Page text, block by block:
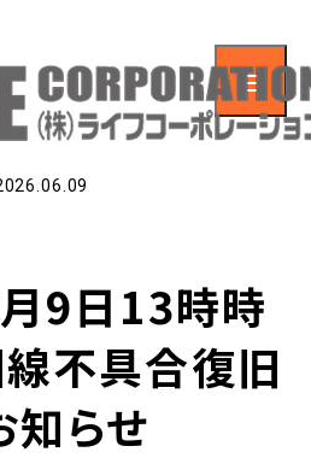
9日13時時
線不具合復旧
知らせ